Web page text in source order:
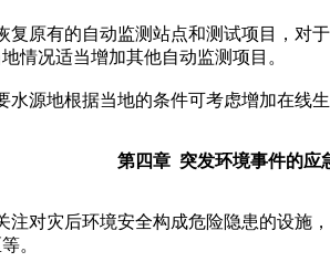
复原有的自动监测站点和测试项目，对
情况适当增加其他自动监测项目。
水源地根据当地的条件可考虑增加在线
第四章 突发环境事件的应
注对灾后环境安全构成危险隐患的设施
。